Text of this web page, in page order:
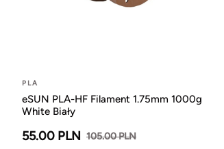
PLA
eSUN PLA-HF Filament 1.75mm 1000g
White Biały
55.00 PLN 105.00 PLN